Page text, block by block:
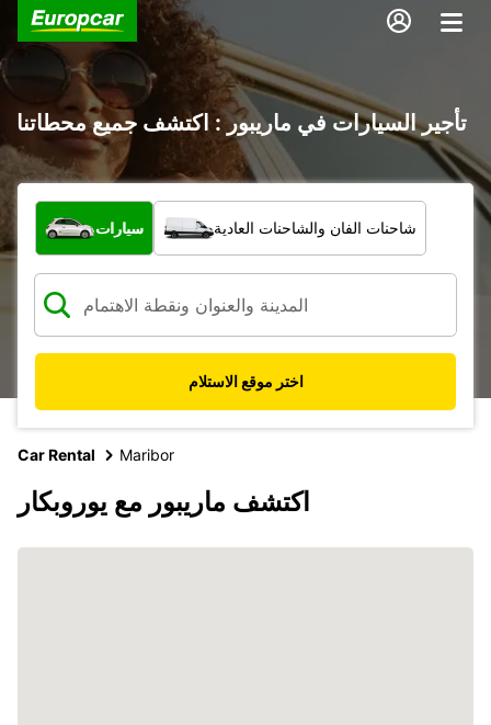
تأجير السيارات في ماريبور : اكتشف جميع محطاتنا
ما نوع المركبة؟
سيارات شاحنات الفان والشاحنات العادية
اختر موقع الاستلام
Car Rental Maribor
اكتشف ماريبور مع يوروبكار